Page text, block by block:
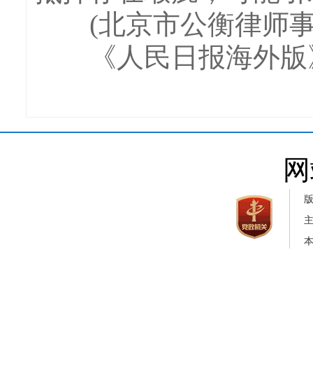
(北京市公衡律师事
《人民日报海外版